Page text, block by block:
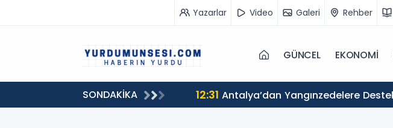
Yazarlar Video Galeri Rehber
GÜNCEL EKONOMİ
SONDAKİKA
Antalya’dan Yangınzedelere Destek: Çiftçilere Sera Naylonu Yardımı